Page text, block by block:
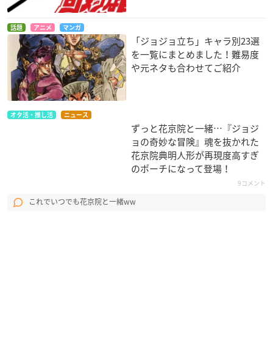
話題 アニメ マンガ
「ジョジョ立ち」キャラ別23選
を一覧にまとめました！難易度
や元ネタも合わせてご紹介
オタ活・推し活 ニュース
ずっと花京院と一緒…『ジョジ
ョの奇妙な冒険』魂を抜かれた
花京院典明人形が再現度高すぎ
のポーチになって登場！
9コメント
これでいつでも花京院と一緒ww